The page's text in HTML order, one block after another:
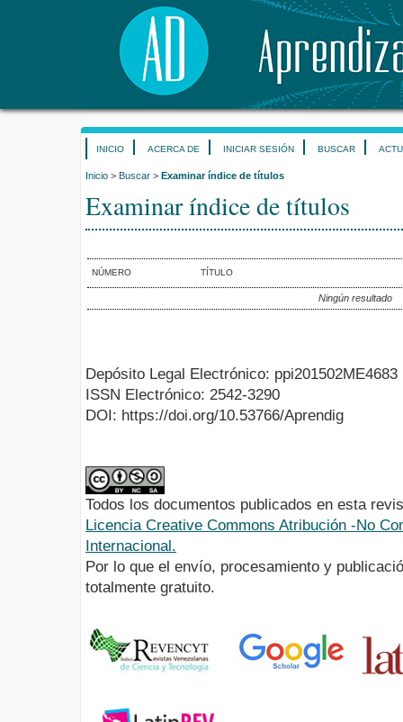
INICIO ACERCA DE INICIAR SESIÓN BUSCAR
Inicio > Buscar > Examinar índice de títulos
Examinar índice de títulos
NÚMERO TÍTULO
Ningún resultado
Depósito Legal Electrónico: ppi201502ME4683
ISSN Electrónico: 2542-3290
DOI: https://doi.org/10.53766/Aprendig
Todos los documentos publicados en esta
Licencia Creative Commons Atribución -No
Internacional.
Por lo que el envío, procesamiento y
totalmente gratuito.